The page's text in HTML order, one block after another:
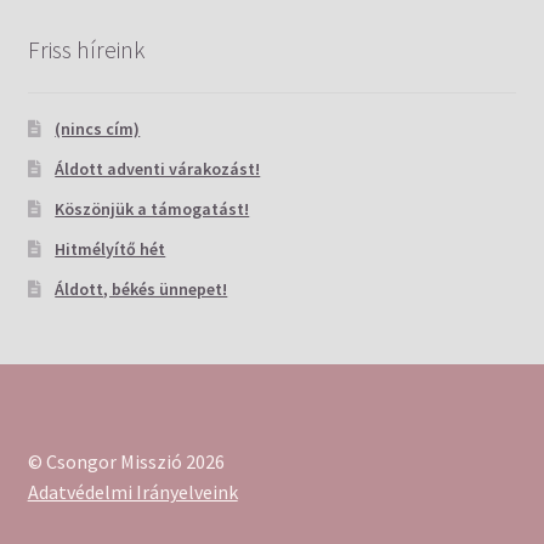
Friss híreink
(nincs cím)
Áldott adventi várakozást!
Köszönjük a támogatást!
Hitmélyítő hét
Áldott, békés ünnepet!
© Csongor Misszió 2026
Adatvédelmi Irányelveink